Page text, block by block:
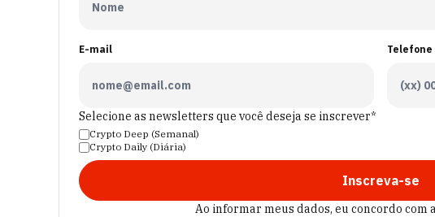
E-mail Telefone
Selecione as newsletters que você deseja se inscrever*
Crypto Deep (Semanal)
Crypto Daily (Diária)
Inscreva-se
Ao informar meus dados, eu concordo com a